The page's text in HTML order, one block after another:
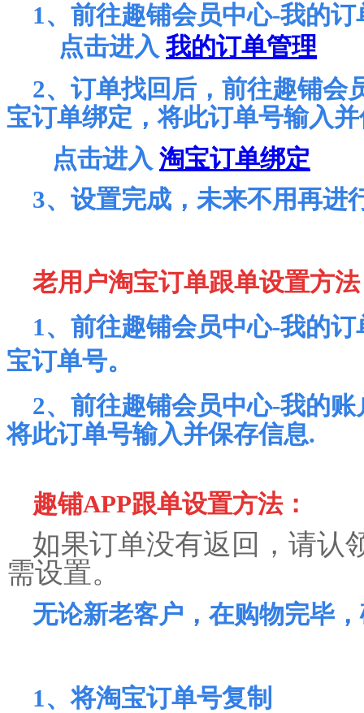
1、前往趣铺会员中心-我的订
点击进入 我的订单管理
2、订单找回后，前往趣铺会
宝订单绑定，将此订单号输入
点击进入 淘宝订单绑定
3、设置完成，未来不用再进
老用户淘宝订单跟单设置方
1、前往趣铺会员中心-我的
宝订单号。
2、前往趣铺会员中心-我的
将此订单号输入并保存信息.
趣铺APP跟单设置方法：
如果订单没有返回，请认
需设置。
无论新老客户，在购物完毕
1、将淘宝订单号复制